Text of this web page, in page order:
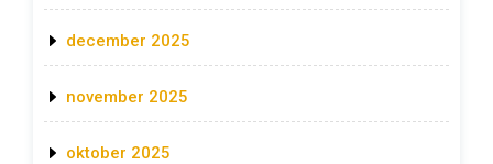
december 2025
november 2025
oktober 2025